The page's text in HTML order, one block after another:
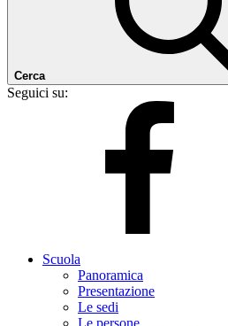
Cerca
Seguici su:
Scuola
Panoramica
Presentazione
Le sedi
Le persone